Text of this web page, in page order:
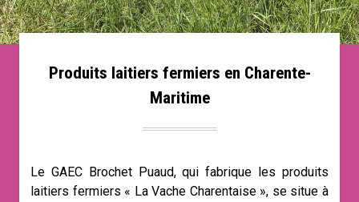
Produits laitiers fermiers en Charente-
Maritime
Le GAEC Brochet Puaud, qui fabrique les produits
laitiers fermiers « La Vache Charentaise », se situe à